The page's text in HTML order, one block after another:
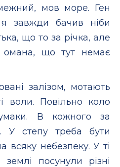
мов море. Ген
завжди бачив ніби
що то за річка, але
омана, що тут немає
залізом, мотають
воли. Повільно коло
В кожного за
У степу треба бути
всяку небезпеку. У ті
землі посунули різні